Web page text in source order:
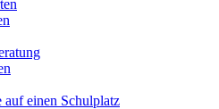
auf einen Schulplatz